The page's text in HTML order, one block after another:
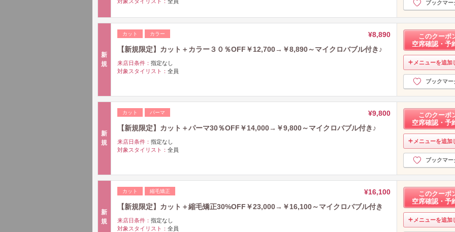
ブックマー
新
規
カット カラー
¥8,890
【新規限定】カット＋カラー３０％OFF￥12,700→￥8,890～マイクロバブル付き♪
来店日条件： 指定なし
対象スタイリスト： 全員
このクーポ
空席確認・予
メニューを追加
ブックマー
新
規
カット パーマ
¥9,800
【新規限定】カット＋パーマ30％OFF￥14,000→￥9,800～マイクロバブル付き♪
来店日条件： 指定なし
対象スタイリスト： 全員
このクーポ
空席確認・予
メニューを追加
ブックマー
新
規
カット 縮毛矯正
¥16,100
【新規限定】カット＋縮毛矯正30%OFF￥23,000→￥16,100～マイクロバブル付き
来店日条件： 指定なし
対象スタイリスト： 全員
このクーポ
空席確認・予
メニューを追加